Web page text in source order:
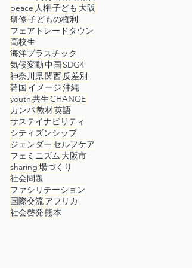
peace 人権子ども 大阪
研修子どもの権利
フェアトレードタウン
高校生
海洋プラスチック
気候変動中国 SDG4
神奈川県関西反差別
韓国 イメージ沖縄
youth共生CHANGE
カンパ教材英語
サステイナビリティ
シティズンシップ
ジェンダー セルフケア
フェミニズム 大阪市
sharing場づくり
社会問題
ファシリテーション
国際交流アフリカ
社会啓発熊本